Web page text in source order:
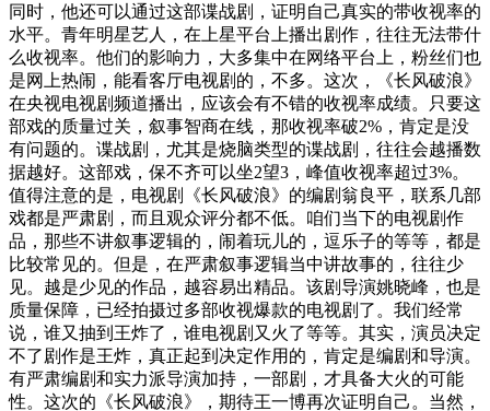
同时，他还可以通过这部谍战剧，证明自己真实的带收视率的
水平。青年明星艺人，在上星平台上播出剧作，往往无法带什
么收视率。他们的影响力，大多集中在网络平台上，粉丝们也
是网上热闹，能看客厅电视剧的，不多。这次，《长风破浪》
在央视电视剧频道播出，应该会有不错的收视率成绩。只要这
部戏的质量过关，叙事智商在线，那收视率破2%，肯定是没
有问题的。谍战剧，尤其是烧脑类型的谍战剧，往往会越播数
据越好。这部戏，保不齐可以坐2望3，峰值收视率超过3%。
值得注意的是，电视剧《长风破浪》的编剧翁良平，联系几部
戏都是严肃剧，而且观众评分都不低。咱们当下的电视剧作
品，那些不讲叙事逻辑的，闹着玩儿的，逗乐子的等等，都是
比较常见的。但是，在严肃叙事逻辑当中讲故事的，往往少
见。越是少见的作品，越容易出精品。该剧导演姚晓峰，也是
质量保障，已经拍摄过多部收视爆款的电视剧了。我们经常
说，谁又抽到王炸了，谁电视剧又火了等等。其实，演员决定
不了剧作是王炸，真正起到决定作用的，肯定是编剧和导演。
有严肃编剧和实力派导演加持，一部剧，才具备大火的可能
性。这次的《长风破浪》，期待王一博再次证明自己。当然，